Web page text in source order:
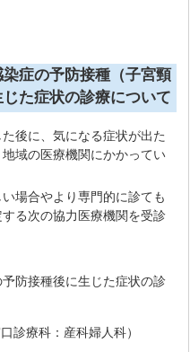
症の予防接種（子宮頸
た症状の診療について
後に、気になる症状が出た
域の医療機関にかかってい
場合やより専門的に診ても
る次の協力医療機関を受診
防接種後に生じた症状の診
診療科：産科婦人科）